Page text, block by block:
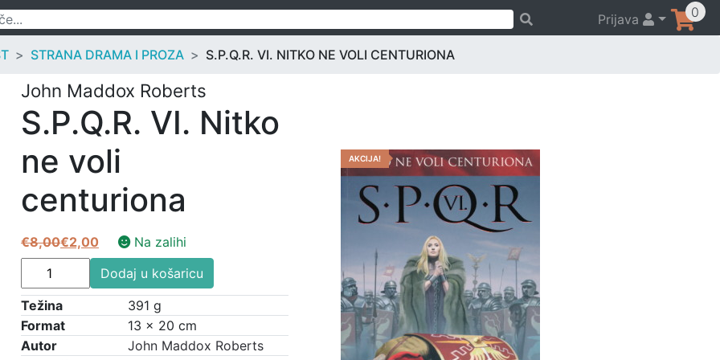
Prijava 0
STRANA DRAMA I PROZA S.P.Q.R. VI. NITKO NE VOLI CENTURIONA
John Maddox Roberts
S.P.Q.R. VI. Nitko
ne voli
centuriona
€8,00
Izvorna
cijena
bila
je:
€8,00.
€2,00
Trenutna
cijena
je:
€2,00.
Na zalihi
S.P.Q.R.
VI.
Nitko
ne
voli
Dodaj u košaricu
Težina
391 g
Format
13 × 20 cm
Autor
John Maddox Roberts
AKCIJA!